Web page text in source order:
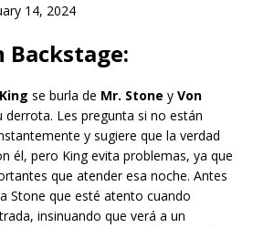
14, 2024
Backstage:
se burla de Mr. Stone y Von
derrota. Les pregunta si no están
y sugiere que la verdad
él, pero King evita problemas, ya que
que atender esa noche. Antes
Stone que esté atento cuando
insinuando que verá a un